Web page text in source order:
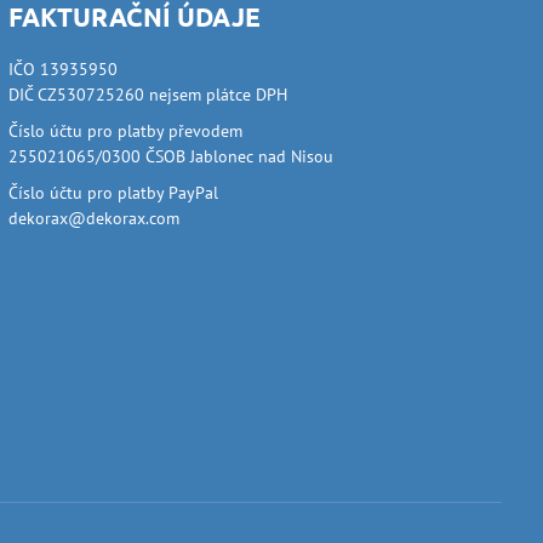
FAKTURAČNÍ ÚDAJE
IČO 13935950
DIČ CZ530725260 nejsem plátce DPH
Číslo účtu pro platby převodem
255021065/0300 ČSOB Jablonec nad Nisou
Číslo účtu pro platby PayPal
dekorax@dekorax.com